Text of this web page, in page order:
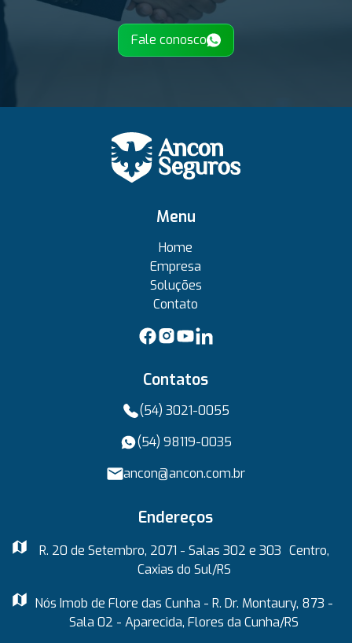
Fale conosco
Menu
Home
Empresa
Soluções
Contato
Contatos
(54) 3021-0055
(54) 98119-0035
ancon@ancon.com.br
Endereços
R. 20 de Setembro, 2071 - Salas 302 e 303 Centro,
Caxias do Sul/RS
Nós Imob de Flore das Cunha - R. Dr. Montaury, 873 -
Sala 02 - Aparecida, Flores da Cunha/RS